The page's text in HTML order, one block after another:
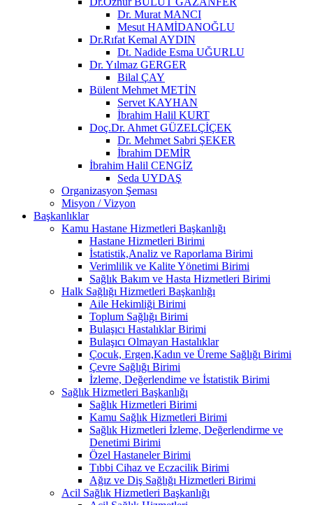
Dr. Murat MANCI
Mesut HAMİDANOĞLU
Dr.Rıfat Kemal AYDIN
Dt. Nadide Esma UĞURLU
Dr. Yılmaz GERGER
Bilal ÇAY
Bülent Mehmet METİN
Servet KAYHAN
İbrahim Halil KURT
Doç.Dr. Ahmet GÜZELÇİÇEK
Dr. Mehmet Sabri ŞEKER
İbrahim DEMİR
İbrahim Halil CENGİZ
Seda UYDAŞ
Organizasyon Şeması
Misyon / Vizyon
Başkanlıklar
Kamu Hastane Hizmetleri Başkanlığı
Hastane Hizmetleri Birimi
İstatistik,Analiz ve Raporlama Birimi
Verimlilik ve Kalite Yönetimi Birimi
Sağlık Bakım ve Hasta Hizmetleri Birimi
Halk Sağlığı Hizmetleri Başkanlığı
Aile Hekimliği Birimi
Toplum Sağlığı Birimi
Bulaşıcı Hastalıklar Birimi
Bulaşıcı Olmayan Hastalıklar
Çocuk, Ergen,Kadın ve Üreme Sağlığı Birimi
Çevre Sağlığı Birimi
İzleme, Değerlendime ve İstatistik Birimi
Sağlık Hizmetleri Başkanlığı
Sağlık Hizmetleri Birimi
Kamu Sağlık Hizmetleri Birimi
Sağlık Hizmetleri İzleme, Değerlendirme ve
Denetimi Birimi
Özel Hastaneler Birimi
Tıbbi Cihaz ve Eczacilik Birimi
Ağız ve Diş Sağlığı Hizmetleri Birimi
Acil Sağlık Hizmetleri Başkanlığı